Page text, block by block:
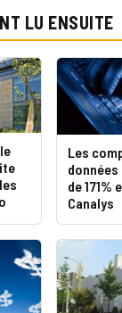
LU ENSUITE
Les
de 171%
Canalys